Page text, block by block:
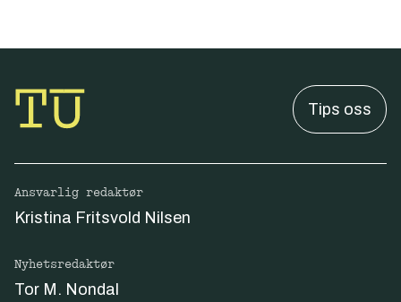
Tips oss
Ansvarlig redaktør
Kristina Fritsvold Nilsen
Nyhetsredaktør
Tor M. Nondal